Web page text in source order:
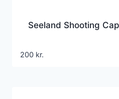
Seeland Shooting Cap
200 kr.